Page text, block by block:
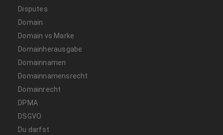
Disputes
Domain
Domain vs Marke
Domainherausgabe
Domainnamen
Domainnamensrecht
Domainrecht
DPMA
DSGVO
Du darfst